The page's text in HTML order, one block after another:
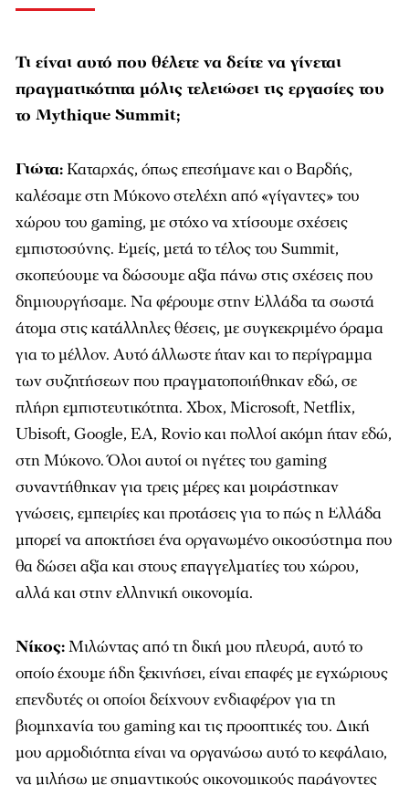
Τι είναι αυτό που θέλετε να δείτε να γίνεται
πραγματικότητα μόλις τελειώσει τις εργασίες του
το Mythique Summit;
Γιώτα:Καταρχάς, όπως επεσήμανε και ο Βαρδής,
καλέσαμε στη Μύκονο στελέχη από «γίγαντες» του
χώρου του gaming, με στόχο να χτίσουμε σχέσεις
εμπιστοσύνης. Εμείς, μετά το τέλος του Summit,
σκοπεύουμε να δώσουμε αξία πάνω στις σχέσεις που
δημιουργήσαμε. Να φέρουμε στην Ελλάδα τα σωστά
άτομα στις κατάλληλες θέσεις, με συγκεκριμένο όραμα
για το μέλλον. Αυτό άλλωστε ήταν και το περίγραμμα
των συζητήσεων που πραγματοποιήθηκαν εδώ, σε
πλήρη εμπιστευτικότητα. Xbox, Microsoft, Netflix,
Ubisoft, Google, EA, Rovio και πολλοί ακόμη ήταν εδώ,
στη Μύκονο. Όλοι αυτοί οι ηγέτες του gaming
συναντήθηκαν για τρεις μέρες και μοιράστηκαν
γνώσεις, εμπειρίες και προτάσεις για το πώς η Ελλάδα
μπορεί να αποκτήσει ένα οργανωμένο οικοσύστημα που
θα δώσει αξία και στους επαγγελματίες του χώρου,
αλλά και στην ελληνική οικονομία.
Νίκος:Μιλώντας από τη δική μου πλευρά, αυτό το
οποίο έχουμε ήδη ξεκινήσει, είναι επαφές με εγχώριους
επενδυτές οι οποίοι δείχνουν ενδιαφέρον για τη
βιομηχανία του gaming και τις προοπτικές του. Δική
μου αρμοδιότητα είναι να οργανώσω αυτό το κεφάλαιο,
να μιλήσω με σημαντικούς οικονομικούς παράγοντες